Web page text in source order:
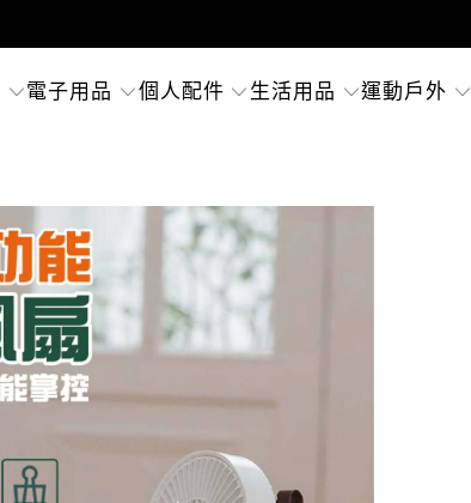
電子用品 個人配件 生活用品 運動戶外